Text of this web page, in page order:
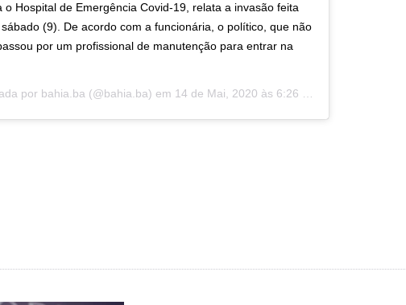
Hospital de Emergência Covid-19, relata a invasão feita
(9). De acordo com a funcionária, o político, que não
por um profissional de manutenção para entrar na
por bahia.ba (@bahia.ba) em 14 de Mai, 2020 às 6:26 PDT